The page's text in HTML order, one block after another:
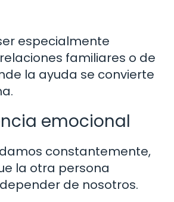
especialmente
familiares o de
la ayuda se convierte
emocional
constantemente,
la otra persona
de nosotros.